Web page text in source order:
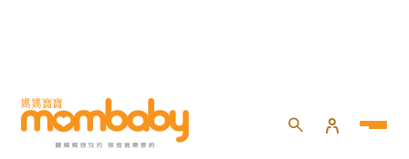
HOME 嬰兒 嬰兒照護
溫度計這麼多款式， 哪一種最適